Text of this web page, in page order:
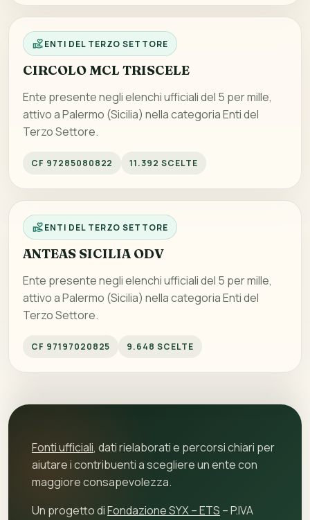
ENTI DEL TERZO SETTORE
CIRCOLO MCL TRISCELE
Ente presente negli elenchi ufficiali del 5 per mille,
attivo a Palermo (Sicilia) nella categoria Enti del
Terzo Settore.
CF 97285080822 11.392 SCELTE
ENTI DEL TERZO SETTORE
ANTEAS SICILIA ODV
Ente presente negli elenchi ufficiali del 5 per mille,
attivo a Palermo (Sicilia) nella categoria Enti del
Terzo Settore.
CF 97197020825 9.648 SCELTE
Fonti ufficiali, dati rielaborati e percorsi chiari per
aiutare i contribuenti a scegliere un ente con
maggiore consapevolezza.
Un progetto diFondazione SYX – ETS – P.IVA